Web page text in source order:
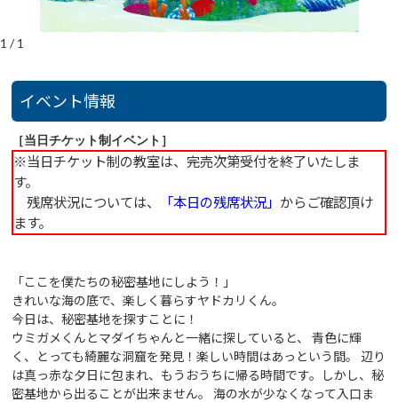
1 /1
イベント情報
［当日チケット制イベント］
※当日チケット制の教室は、完売次第受付を終了いたしま
す。
残席状況については、
「本日の残席状況」 からご確認頂け
ます。
「ここを僕たちの秘密基地にしよう！」
きれいな海の底で、楽しく暮らすヤドカリくん。
今日は、秘密基地を探すことに！
ウミガメくんとマダイちゃんと一緒に探していると、 青色に輝
く、とっても綺麗な洞窟を発見！楽しい時間はあっという間。 辺り
は真っ赤な夕日に包まれ、もうおうちに帰る時間です。しかし、秘
密基地から出ることが出来ません。 海の水が少なくなって入口ま